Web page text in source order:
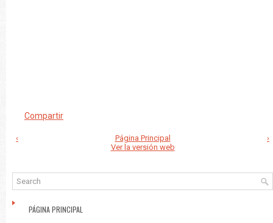
Compartir
‹ ›
Página Principal
Ver la versión web
PÁGINA PRINCIPAL